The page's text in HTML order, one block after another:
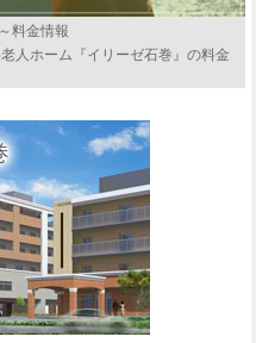
料金情報
人ホーム『イリーゼ石巻』の料金